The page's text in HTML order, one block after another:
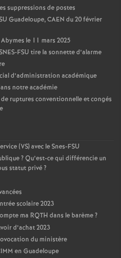
suppressions de postes
Guadeloupe, CAEN du 20 février
le 11 mars 2025
FSU tire la sonnette d’alarme
d’administration académique
notre académie
ruptures conventionnelle et congés
(VS) avec le Snes-FSU
? Qu’est-ce qui différencie un
statut privé?
scolaire 2023
ma RQTH dans le barème?
d’achat 2023
du ministère
en Guadeloupe